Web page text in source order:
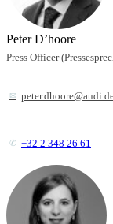
Peter D’hoore
Press Officer
+32 2 348 26 61